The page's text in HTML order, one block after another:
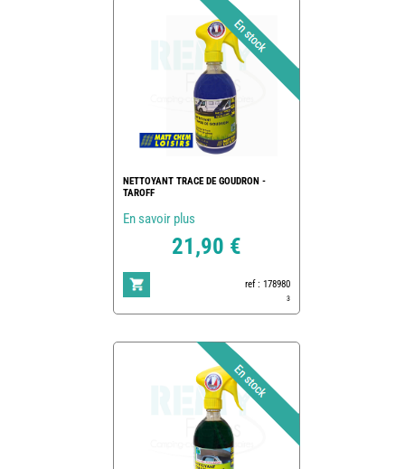
NETTOYANT TRACE DE GOUDRON -
TAROFF
En savoir plus
21,90 €
ref : 178980
3